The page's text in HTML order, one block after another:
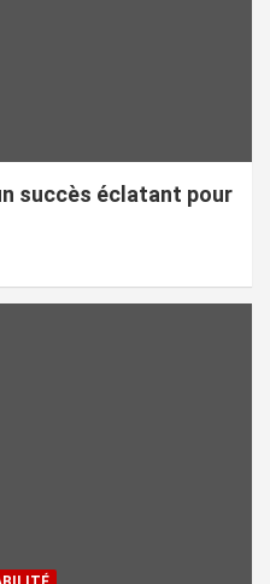
succès éclatant pour